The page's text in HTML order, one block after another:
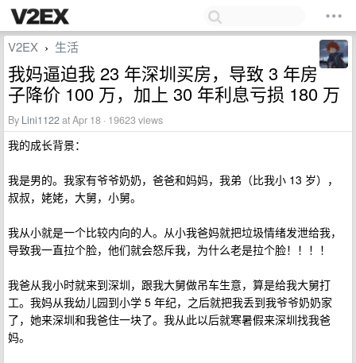
V2EX › 生活
我妈逼迫我 23 年深圳买房，导致 3 年房
子降价 100 万，加上 30 年利息亏损 180 万
By Lini1122at Apr 18 · 19623 views
我的成长背景：
我是男的。我家有爷爷奶奶，爸爸和妈妈，我弟（比我小 13 岁），
叔叔，姥姥，大舅，小舅。
我从小就是一个比较内向的人。从小我爸妈就把垃圾情绪发泄给我，
导致我一直拉个脸，他们就会怒斥我，为什么老是拉个脸！！！！
我爸从我小时就来到深圳，跟我大舅做吊车生意，算是给我大舅打
工。我妈从我幼儿园到小学 5 年纪，之后就把我丢到我爷爷奶奶家
了，她来深圳和我爸住一块了。我从此以后就寒暑假来深圳找我爸
妈。